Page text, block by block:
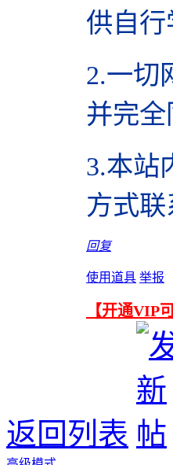
供自
2.一切
并完
3.本站
方式
回复
使用道具 举报
【开通VIP
返回列表